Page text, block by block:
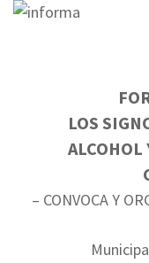
LOS
ALCOHOL
– CONVOCA Y